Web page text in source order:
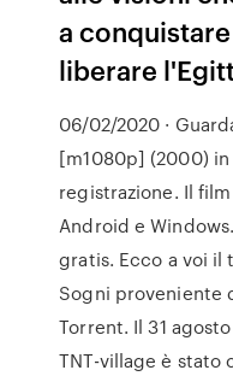
a
liberare
06/02/2020 ·
[m1080p] (2000)
registrazione. Il
Android e
gratis. Ecco a voi il
Sogni proveniente
Torrent. Il 31
TNT-village è stato